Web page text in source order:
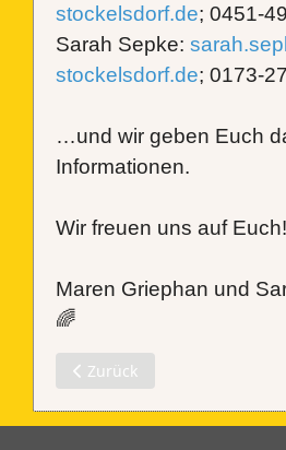
stockelsdorf.de; 0451-
Sarah Sepke:
stockelsdorf.de; 0173-
…und wir geben Euch
Informationen.
Wir freuen uns auf Euch!
Maren Griephan und
🌈
Vorheriger Beitrag:
Zurück